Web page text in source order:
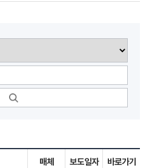
매체 보도일자 바로가기